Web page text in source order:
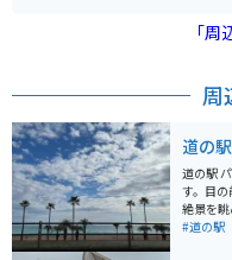
シーズンには、ワインレッド色に染ま
一面に広がり絶景です。日出ヶ岳の
イの終点にある大台ケ原ビジターセン
用意されています。
「
周
道の
道の駅
す。目の
絶景を眺め
物内には
#道の駅